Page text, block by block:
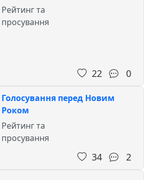
Рейтинг та
просування
22 0
Голосування перед Новим
Роком
Рейтинг та
просування
34 2